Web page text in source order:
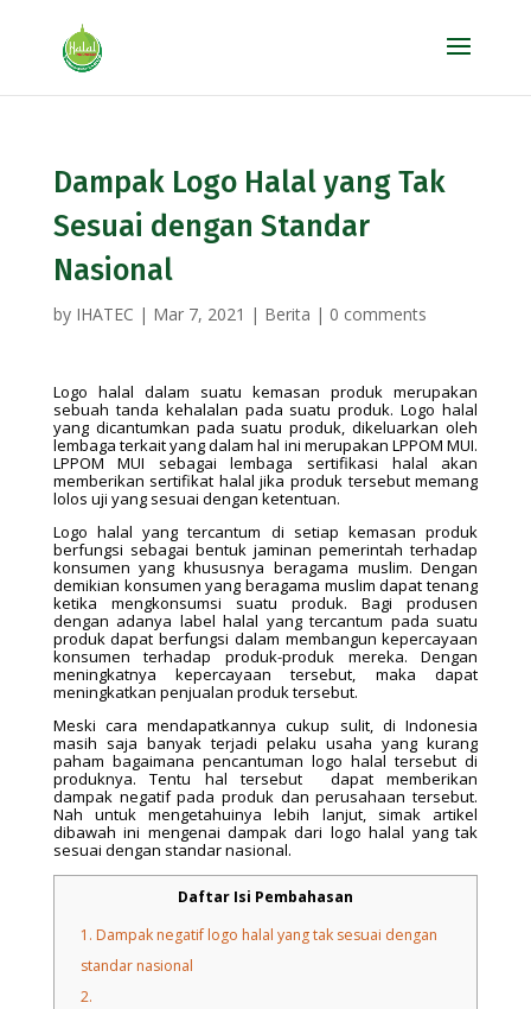
Dampak Logo Halal yang Tak
Sesuai dengan Standar
Nasional
by IHATEC | Mar 7, 2021 | Berita | 0 comments
Logo halal dalam suatu kemasan produk merupakan
sebuah tanda kehalalan pada suatu produk. Logo halal
yang dicantumkan pada suatu produk, dikeluarkan oleh
lembaga terkait yang dalam hal ini merupakan LPPOM MUI.
LPPOM MUI sebagai lembaga sertifikasi halal akan
memberikan sertifikat halal jika produk tersebut memang
lolos uji yang sesuai dengan ketentuan.
Logo halal yang tercantum di setiap kemasan produk
berfungsi sebagai bentuk jaminan pemerintah terhadap
konsumen yang khususnya beragama muslim. Dengan
demikian konsumen yang beragama muslim dapat tenang
ketika mengkonsumsi suatu produk. Bagi produsen
dengan adanya label halal yang tercantum pada suatu
produk dapat berfungsi dalam membangun kepercayaan
konsumen terhadap produk-produk mereka. Dengan
meningkatnya kepercayaan tersebut, maka dapat
meningkatkan penjualan produk tersebut.
Meski cara mendapatkannya cukup sulit, di Indonesia
masih saja banyak terjadi pelaku usaha yang kurang
paham bagaimana pencantuman logo halal tersebut di
produknya. Tentu hal tersebut dapat memberikan
dampak negatif pada produk dan perusahaan tersebut.
Nah untuk mengetahuinya lebih lanjut, simak artikel
dibawah ini mengenai dampak dari logo halal yang tak
sesuai dengan standar nasional.
Daftar Isi Pembahasan
1. Dampak negatif logo halal yang tak sesuai dengan
standar nasional
2.